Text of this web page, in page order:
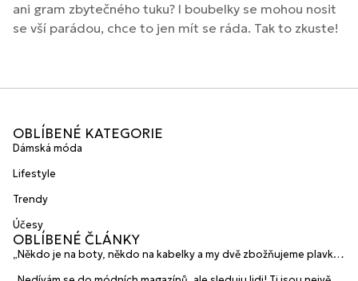
ani gram zbytečného tuku? I boubelky se mohou nosit
se vší parádou, chce to jen mít se ráda. Tak to zkuste!
OBLÍBENÉ KATEGORIE
Dámská móda
Lifestyle
Trendy
Účesy
OBLÍBENÉ ČLÁNKY
„Někdo je na boty, někdo na kabelky a my dvě zbožňujeme plavky“